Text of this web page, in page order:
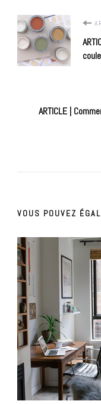
d'article
ARTICLE |
VOUS POUVEZ